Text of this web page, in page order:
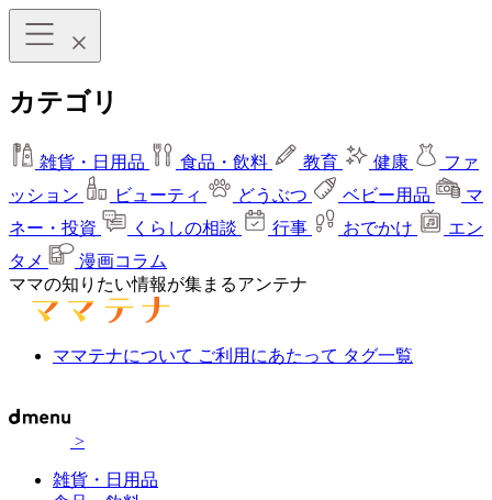
カテゴリ
雑貨・日用品 食品・飲料 教育 健康
ファ
ッション
ビューティ どうぶつ ベビー用品
マ
ネー・投資
くらしの相談 行事 おでかけ
エン
タメ
漫画コラム
ママの知りたい情報が集まるアンテナ
ママテナについて ご利用にあたって タグ一覧
>
雑貨・日用品